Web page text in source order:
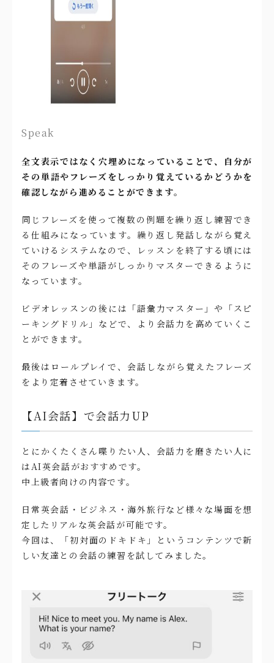
Speak
全文表示ではなく穴埋めになっていることで、自分が
その単語やフレーズをしっかり覚えているかどうかを
確認しながら進めることができます。
同じフレーズを使って複数の例題を繰り返し練習でき
る仕組みになっています。繰り返し発話しながら覚え
ていけるシステムなので、レッスンを終了する頃には
そのフレーズや単語がしっかりマスターできるように
なっています。
ビデオレッスンの後には「語彙力マスター」や「スピ
ーキングドリル」などで、より会話力を高めていくこ
とができます。
最後はロールプレイで、会話しながら覚えたフレーズ
をより定着させていきます。
【AI会話】で会話力UP
とにかくたくさん喋りたい人、会話力を磨きたい人に
はAI英会話がおすすめです。
中上級者向けの内容です。
日常英会話・ビジネス・海外旅行など様々な場面を想
定したリアルな英会話が可能です。
今回は、「初対面のドキドキ」というコンテンツで新
しい友達との会話の練習を試してみました。